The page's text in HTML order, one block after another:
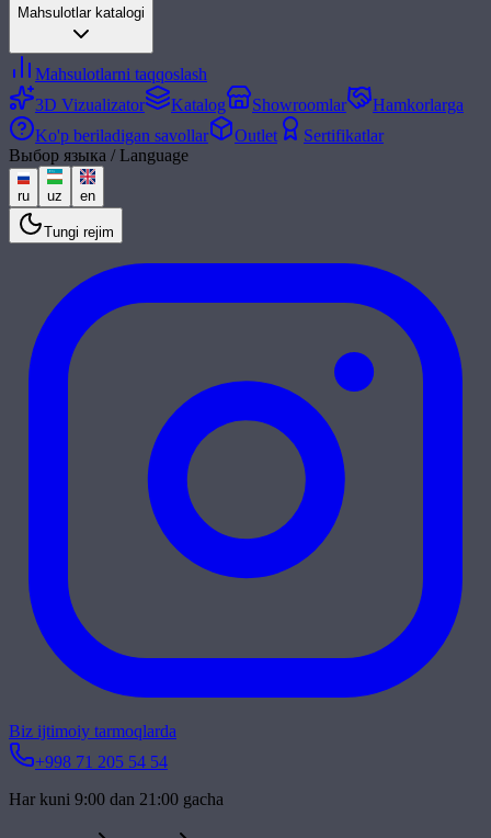
Mahsulotlar katalogi
Mahsulotlarni taqqoslash
3D Vizualizator
Katalog Showroomlar
Hamkorlarga
Ko'p beriladigan savollar
Outlet
Sertifikatlar
Выбор языка / Language
ru uz en
Tungi rejim
Biz ijtimoiy tarmoqlarda
+998 71 205 54 54
Har kuni 9:00 dan 21:00 gacha